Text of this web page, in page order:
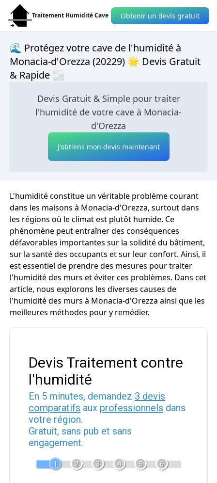
Traitement Humidité Cave Obtenir un devis gratuit
🌊 Protégez votre cave de l'humidité à
Monacia-d'Orezza (20229) 🌟 Devis Gratuit
& Rapide 🌫
Devis Gratuit & Simple pour traiter
l'humidité de votre cave à Monacia-
d'Orezza
J'obtiens mon devis maintenant
L'humidité constitue un véritable problème courant
dans les maisons à Monacia-d'Orezza, surtout dans
les régions où le climat est plutôt humide. Ce
phénomène peut entraîner des conséquences
défavorables importantes sur la solidité du bâtiment,
sur la santé des occupants et sur leur confort. Ainsi, il
est essentiel de prendre des mesures pour traiter
l'humidité des murs et éviter ces problèmes. Dans cet
article, nous explorons les diverses causes de
l'humidité des murs à Monacia-d'Orezza ainsi que les
meilleures méthodes pour y remédier.
Devis Traitement contre
l'humidité
En 5 minutes, demandez 3 devis
comparatifs aux professionnels dans
votre région.
Gratuit, sans pub et sans
engagement.
1 2 3 4 5 6